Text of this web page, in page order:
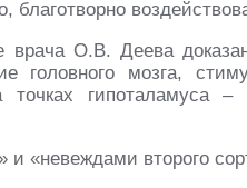
благотворно
врача О.В. Деева
головного мозга,
гипоталамуса –
и «невеждами второго